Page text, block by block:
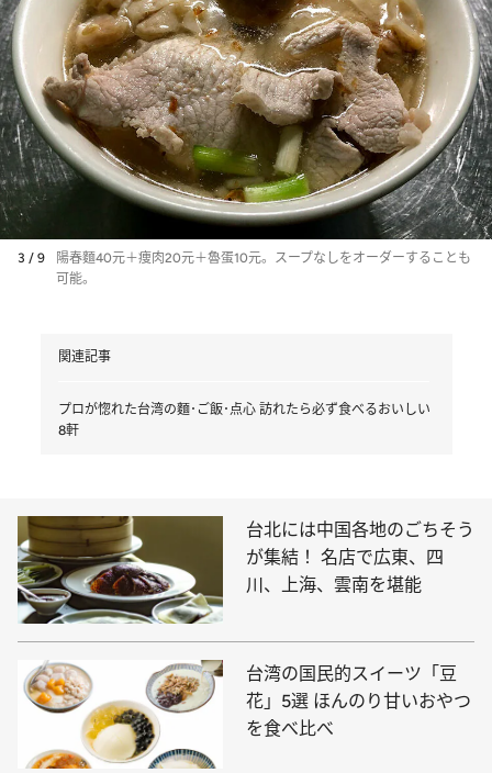
3 / 9
陽春麵40元＋痩肉20元＋魯蛋10元。スープなしをオーダーすることも
可能。
関連記事
プロが惚れた台湾の麵･ご飯･点心 訪れたら必ず食べるおいしい
8軒
台北には中国各地のごちそう
が集結！ 名店で広東、四
川、上海、雲南を堪能
台湾の国民的スイーツ「豆
花」5選 ほんのり甘いおやつ
を食べ比べ